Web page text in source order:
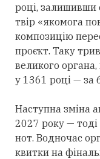
році, залишивши
твір «якомога
композицію
проєкт. Таку
великого
у 1361 році — за
Наступна зміна
2027 року — тоді
нот. Водночас
квитки на